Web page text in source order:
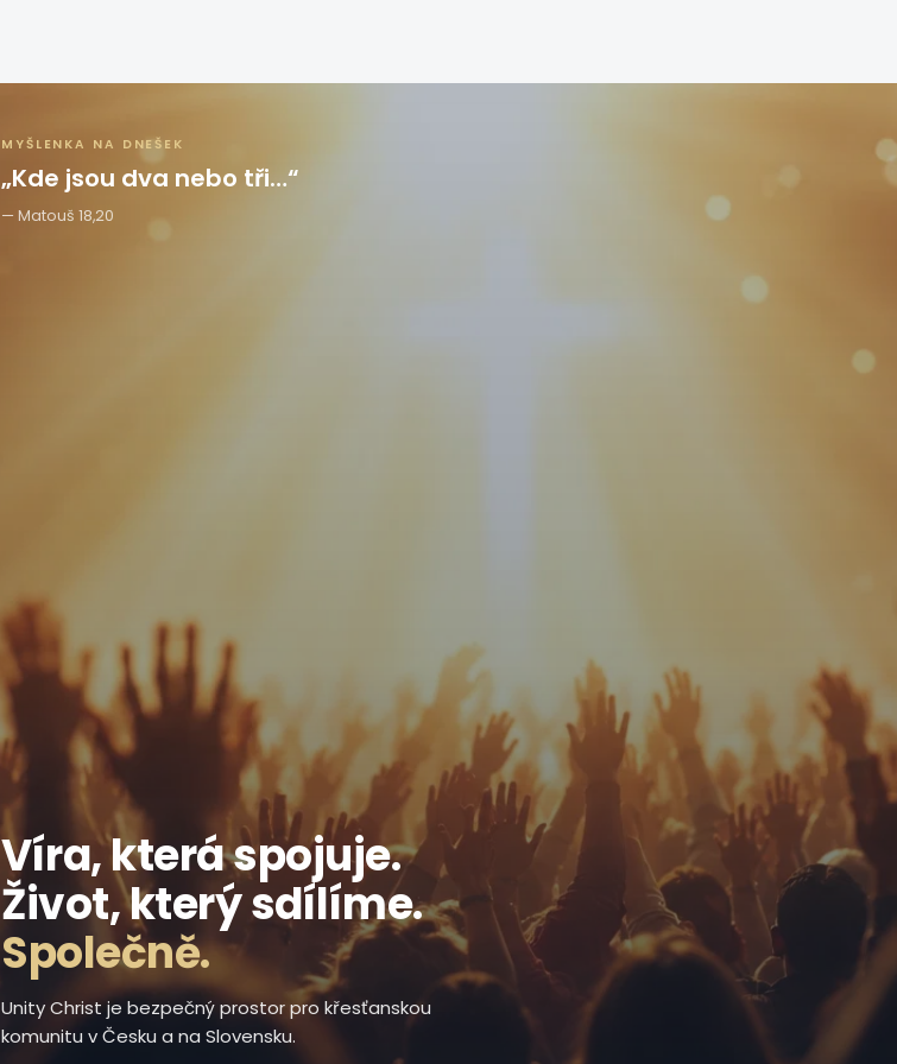
Víra, která spojuje.
Život, který sdílíme.
Společně.
Unity Christ je bezpečný prostor pro křesťanskou
komunitu v Česku a na Slovensku.
MYŠLENKA NA DNEŠEK
„Kde jsou dva nebo tři…“
Matouš 18,20